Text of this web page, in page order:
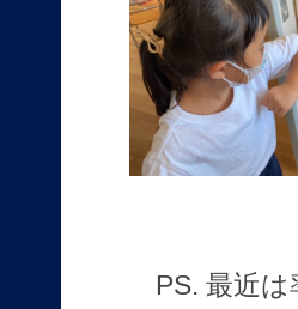
PS. 最近